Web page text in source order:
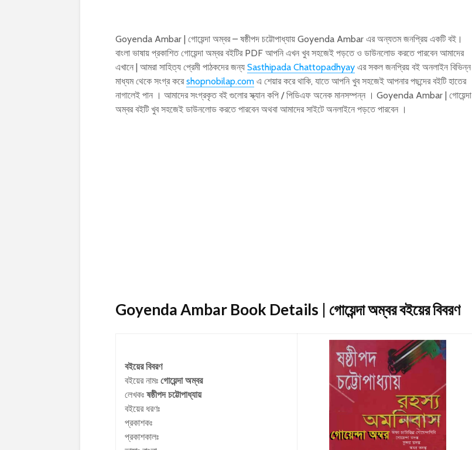
Goyenda Ambar | গোয়েন্দা অম্বর – ষষ্ঠীপদ চট্টোপাধ্যায় Goyenda Ambar এর অন্যতম জনপ্রিয় একটি বই।
বাংলা ভাষায় প্রকাশিত গোয়েন্দা অম্বর বইটির PDF আপনি এখন খুব সহজেই পড়তে ও ডাউনলোড করতে পারবেন আমাদের
এখানে | আমরা সাহিত্য প্রেমী পাঠকদের জন্য Sasthipada Chattopadhyay এর সকল জনপ্রিয় বই অনলাইন বিভিন্ন
মাধ্যম থেকে সংগ্র করেshopnobilap.com এ শেয়ার করে থাকি, যাতে আপনি খুব সহজেই আপনার পছন্দের বইটি হাতের
নাগালেই পান । আমাদের সংগ্রকৃত বই গুলোর স্ক্যান কপি / পিডিএফ অনেক মানসম্পন্ন । Goyenda Ambar | গোয়েন্দা
অম্বর বইটি খুব সহজেই ডাউনলোড করতে পারবেন অথবা আমাদের সাইটে অনলাইনে পড়তে পারবেন ।
Goyenda Ambar Book Details | গোয়েন্দা অম্বরবইয়ের বিবরণ
বইয়ের বিবরণ
বইয়ের নামঃ গোয়েন্দা অম্বর
লেখকঃ ষষ্ঠীপদ চট্টোপাধ্যায়
বইয়ের ধরণঃ
প্রকাশকঃ
প্রকাশকালঃ